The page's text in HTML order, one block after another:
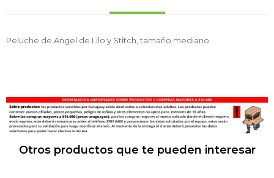
Peluche de Angel de Lilo y Stitch, tamaño mediano
Otros productos que te pueden interesar